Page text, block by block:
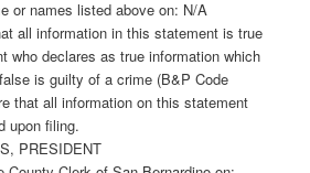
or names listed above on: N/A
all information in this statement is true
who declares as true information which
is guilty of a crime (B&P Code
that all information on this statement
upon filing.
PRESIDENT